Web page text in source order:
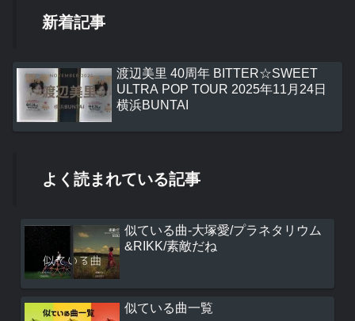
新着記事
渡辺美里 40周年 BITTER☆SWEET
ULTRA POP TOUR 2025年11月24日
横浜BUNTAI
よく読まれている記事
似ている曲-大塚愛/プラネタリウム
&RIKK/素敵だね
似ている曲一覧